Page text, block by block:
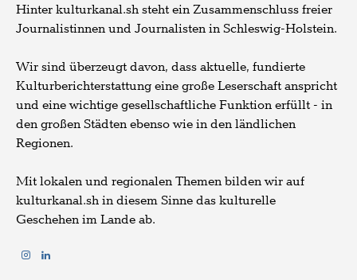
Hinter kulturkanal.sh steht ein Zusammenschluss freier
Journalistinnen und Journalisten in Schleswig-Holstein.
Wir sind überzeugt davon, dass aktuelle, fundierte
Kulturberichterstattung eine große Leserschaft anspricht
und eine wichtige gesellschaftliche Funktion erfüllt - in
den großen Städten ebenso wie in den ländlichen
Regionen.
Mit lokalen und regionalen Themen bilden wir auf
kulturkanal.sh in diesem Sinne das kulturelle
Geschehen im Lande ab.